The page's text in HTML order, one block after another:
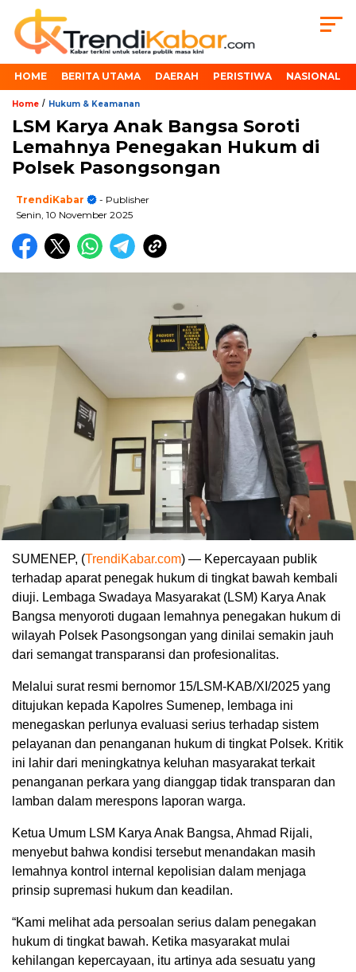
HOME BERITA UTAMA DAERAH PERISTIWA NASIONAL
Home / Hukum & Keamanan
LSM Karya Anak Bangsa Soroti
Lemahnya Penegakan Hukum di
Polsek Pasongsongan
TrendiKabar
- Publisher
Senin, 10 November 2025
SUMENEP, (TrendiKabar.com) — Kepercayaan publik
terhadap aparat penegak hukum di tingkat bawah kembali
diuji. Lembaga Swadaya Masyarakat (LSM) Karya Anak
Bangsa menyoroti dugaan lemahnya penegakan hukum di
wilayah Polsek Pasongsongan yang dinilai semakin jauh
dari semangat transparansi dan profesionalitas.
Melalui surat resmi bernomor 15/LSM-KAB/XI/2025 yang
ditujukan kepada Kapolres Sumenep, lembaga ini
menegaskan perlunya evaluasi serius terhadap sistem
pelayanan dan penanganan hukum di tingkat Polsek. Kritik
ini lahir dari meningkatnya keluhan masyarakat terkait
penanganan perkara yang dianggap tidak transparan dan
lamban dalam merespons laporan warga.
Ketua Umum LSM Karya Anak Bangsa, Ahmad Rijali,
menyebut bahwa kondisi tersebut menandakan masih
lemahnya kontrol internal kepolisian dalam menjaga
prinsip supremasi hukum dan keadilan.
“Kami melihat ada persoalan serius dalam penegakan
hukum di tingkat bawah. Ketika masyarakat mulai
kehilangan kepercayaan, itu artinya ada sesuatu yang